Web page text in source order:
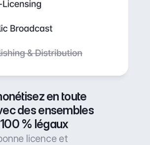
en toute
des ensembles
% légaux
licence et